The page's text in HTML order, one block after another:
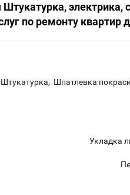
электрика,
по ремонту
Шпатлевка
Укладка